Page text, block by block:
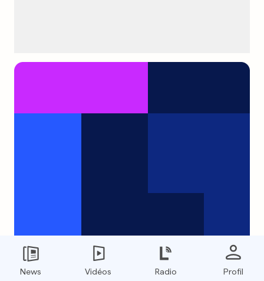
Zac Efron et sa Vanessa ont
News Vidéos Radio Profil